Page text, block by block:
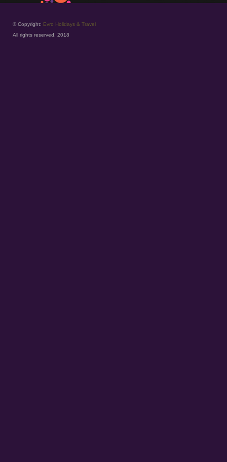
© Copyright: Evro Holidays & Travel
All rights reserved. 2018